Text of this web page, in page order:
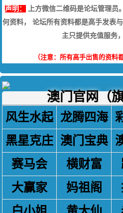
声明：
上方微信二维码是论坛管理
何资料， 论坛所有资料都是高手发表
主只提供充值服务
（注意：所有高手出售的资料
澳门官网（
风生水起 龙腾四海
黑星克庄 澳门宝典
赛马会
横财富
大赢家
妈祖阁